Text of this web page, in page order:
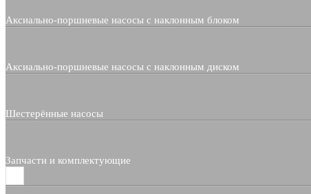
Аксиально-поршневые насосы с наклонным блоком
Аксиально-поршневые насосы с наклонным диском
Шестерённые насосы
Запчасти и комплектующие